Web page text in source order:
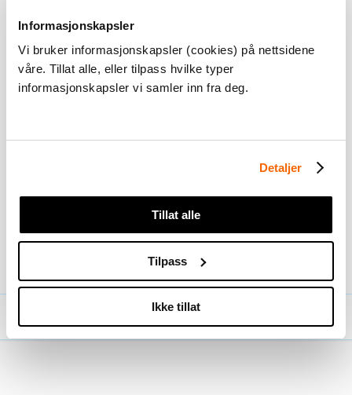
Informasjonskapsler
Vi bruker informasjonskapsler (cookies) på nettsidene
våre. Tillat alle, eller tilpass hvilke typer
informasjonskapsler vi samler inn fra deg.
Detaljer
Tillat alle
Tilpass
Ikke tillat
Vurdere sikkerhet